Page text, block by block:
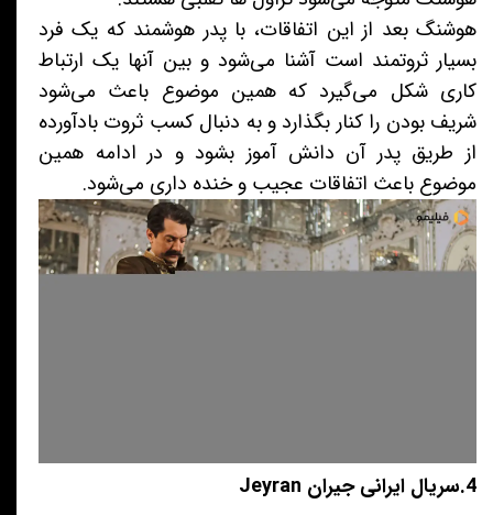
هوشنگ بعد از این اتفاقات، با پدر هوشمند که یک فرد
بسیار ثروتمند است آشنا می‌شود و بین آنها یک ارتباط
کاری شکل می‌گیرد که همین موضوع باعث می‌شود
شریف بودن را کنار بگذارد و به دنبال کسب ثروت بادآورده
از طریق پدر آن دانش آموز بشود و در ادامه همین
موضوع باعث اتفاقات عجیب و خنده داری می‌شود.
4.سریال ایرانی جیران Jeyran